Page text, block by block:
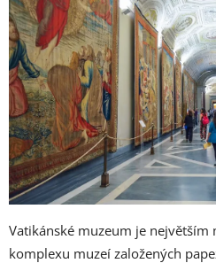
Vatikánské muzeum je největším
komplexu muzeí založených